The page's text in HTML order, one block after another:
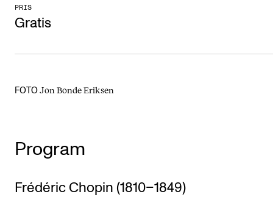
Om Norges musikkhøgskole
PRIS
Gratis
FOTO Jon Bonde Eriksen
Program
Frédéric Chopin (1810–1849)